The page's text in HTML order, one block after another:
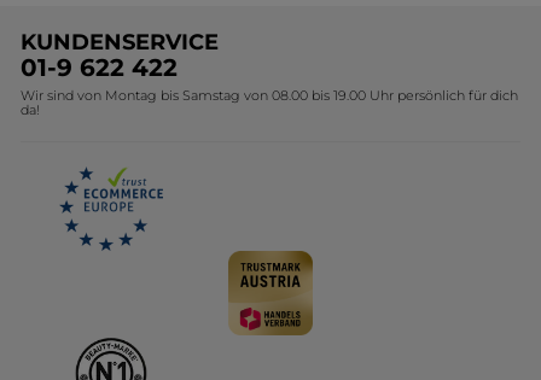
Geschenkideen Yves Rocher
Kollektion Monoi Yves Rocher
Umweltstiftung YR
Affiliate Programm
KUNDENSERVICE
01-9 622 422
Wir sind von Montag bis Samstag von 08.00 bis 19.00 Uhr persönlich für dich
da!